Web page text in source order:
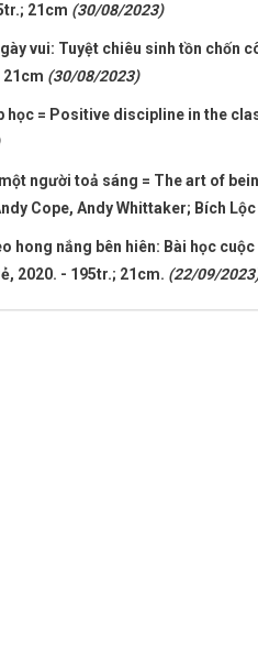
21cm (30/08/2023)
vui: Tuyệt chiêu sinh tồn chốn
21cm (30/08/2023)
= Positive discipline in the
người toả sáng = The art of
Cope, Andy Whittaker; Bích
hong nắng bên hiên: Bài học
2020. - 195tr.; 21cm. (22/09/